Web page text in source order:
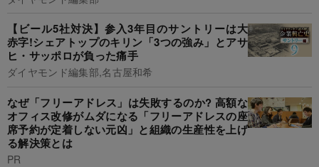
【ビール5社対決】参入3年目のサントリーは大
赤字!シェアトップのキリン「3つの強み」とアサ
ヒ・サッポロが負った痛手
ダイヤモンド編集部,名古屋和希
なぜ「フリーアドレス」は失敗するのか? 高額な
オフィス改修がムダになる「フリーアドレスの座
席予約が定着しない元凶」と組織の生産性を上げ
る解決策とは
PR